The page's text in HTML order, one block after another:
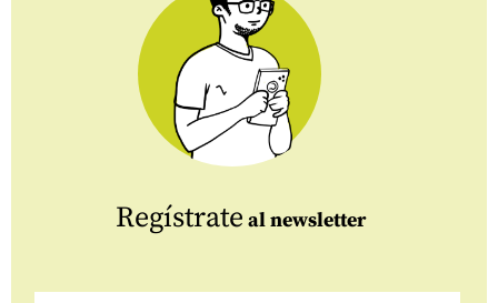
Regístrate al newsletter